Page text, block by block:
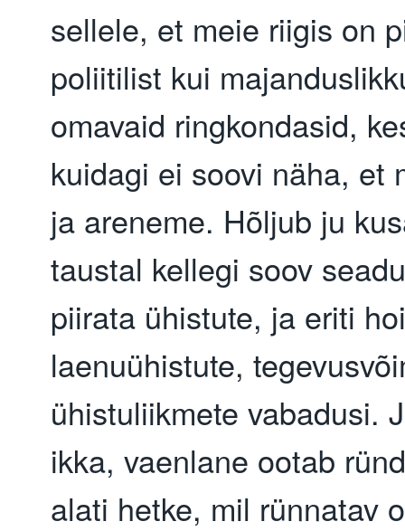
sellele, et meie riigis on
poliitilist kui
omavaid ringkondasid,
kuidagi ei soovi näha, et
ja areneme. Hõljub ju
taustal kellegi soov
piirata ühistute, ja eriti
laenuühistute,
ühistuliikmete vabadusi.
ikka, vaenlane ootab
alati hetke, mil rünnatav